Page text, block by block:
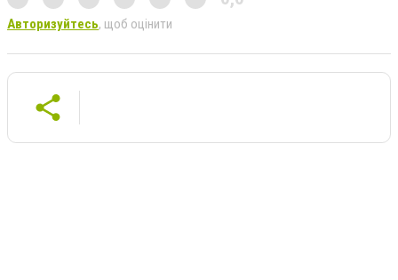
Авторизуйтесь, щоб оцінити